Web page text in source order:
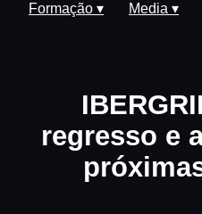
Formação ▾
Media ▾
regresso e